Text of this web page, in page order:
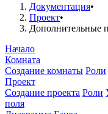
Документация•
Проект•
Дополнительные
Начало
Комната
Создание комнаты Роли
Проект
Создание проекта Роли
поля